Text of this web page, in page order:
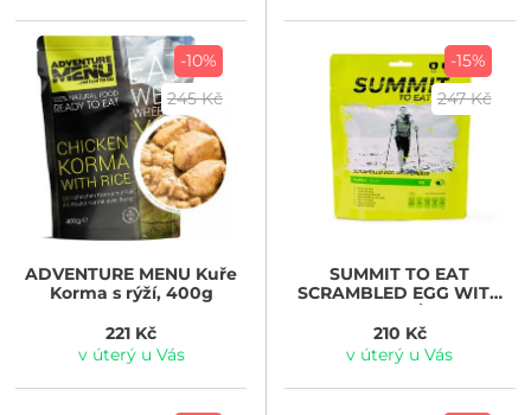
-10%
245 Kč
ADVENTURE MENU Kuře
Korma s rýží, 400g
221 Kč
v úterý u Vás
-15%
247 Kč
SUMMIT TO EAT
SCRAMBLED EGG WITH
CHEESE 87g/454kcal
210 Kč
v úterý u Vás